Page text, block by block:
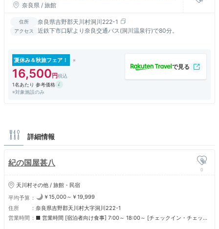
屋甚八
奈良県 / 旅館
住所 奈良県吉野郡天川村洞川222-1
アクセス 近鉄下市口駅より奈良交通バス(洞川温泉行)で80分。
夏休み＆秋旅フェア！
16,500
1名あたり 参考価格
※対象施設のみ
詳細情報
紀の国屋甚八
0
天川村その他 / 旅館・民宿
平均予算
￥15,000～￥19,999
住所
奈良県吉野郡天川村大字洞川222-1
営業時間
■ 営業時間 [宿泊者向け食事] 7:00～ 18:00～ [チェックイン・チェック